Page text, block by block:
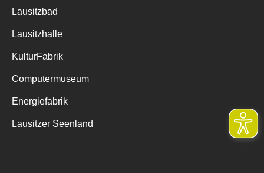
Lausitzbad
Lausitzhalle
KulturFabrik
Computermuseum
Energiefabrik
Lausitzer Seenland